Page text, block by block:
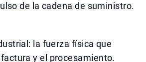
de la cadena de suministro.
la fuerza física que
y el procesamiento.